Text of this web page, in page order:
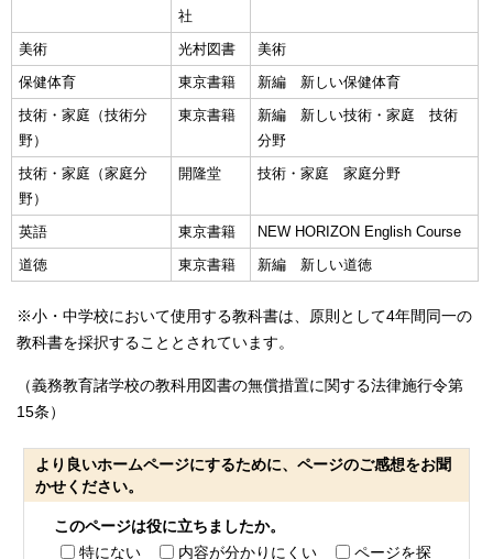
社
美術 光村図書
美術
保健体育
東京書籍
新編 新しい保健体育
技術・家庭（技術分
野）
東京書籍
新編 新しい技術・家庭 技術
分野
技術・家庭（家庭分
野）
開隆堂 技術・家庭 家庭分野
英語 東京書籍
NEW HORIZON English Course
道徳
東京書籍 新編 新しい道徳
※小・中学校において使用する教科書は、原則として4年間同一の
教科書を採択することとされています。
（義務教育諸学校の教科用図書の無償措置に関する法律施行令第
15条）
より良いホームページにするために、ページのご感想をお聞
かせください。
このページは役に立ちましたか。
特にない
内容が分かりにくい
ページを探